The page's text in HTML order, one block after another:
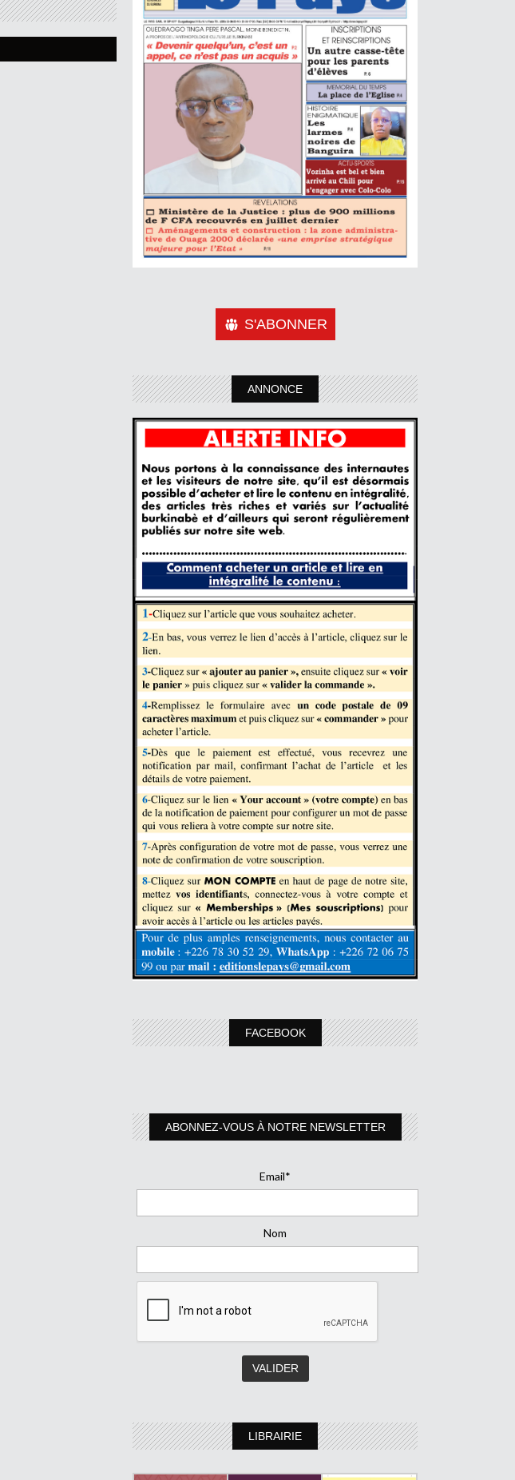
S'ABONNER
ANNONCE
FACEBOOK
ABONNEZ-VOUS À NOTRE NEWSLETTER
Email*
Nom
LIBRAIRIE